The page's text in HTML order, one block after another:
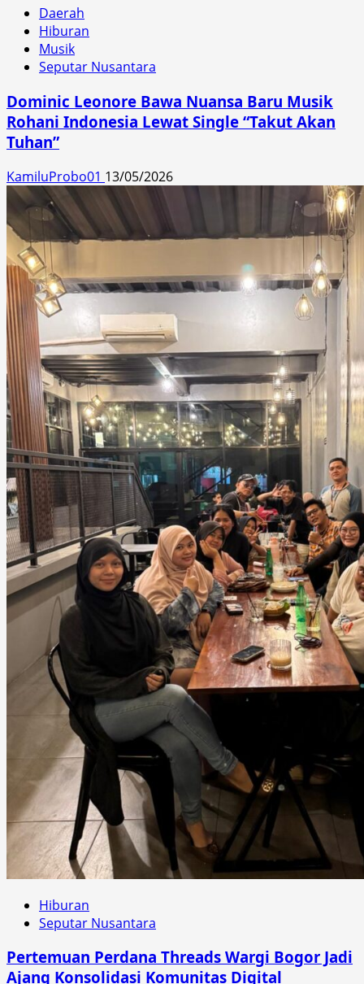
Daerah
Hiburan
Musik
Seputar Nusantara
Dominic Leonore Bawa Nuansa Baru Musik
Rohani Indonesia Lewat Single “Takut Akan
Tuhan”
KamiluProbo01 13/05/2026
Hiburan
Seputar Nusantara
Pertemuan Perdana Threads Wargi Bogor Jadi
Ajang Konsolidasi Komunitas Digital